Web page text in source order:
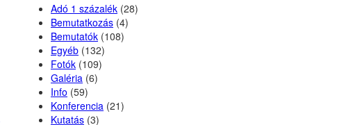
Adó 1 százalék (28)
Bemutatkozás (4)
Bemutatók (108)
Egyéb (132)
Fotók (109)
Galéria (6)
Info (59)
Konferencia (21)
Kutatás (3)